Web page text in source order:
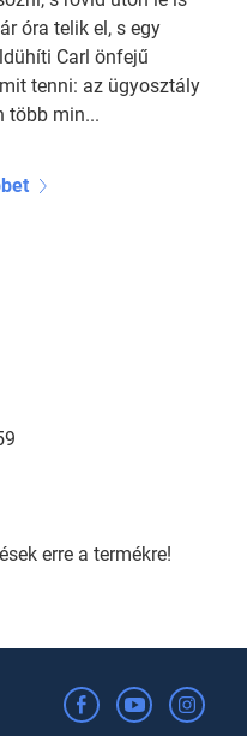
óra telik el, s egy
Carl önfejű
tenni: az ügyosztály
több min...
erre a termékre!